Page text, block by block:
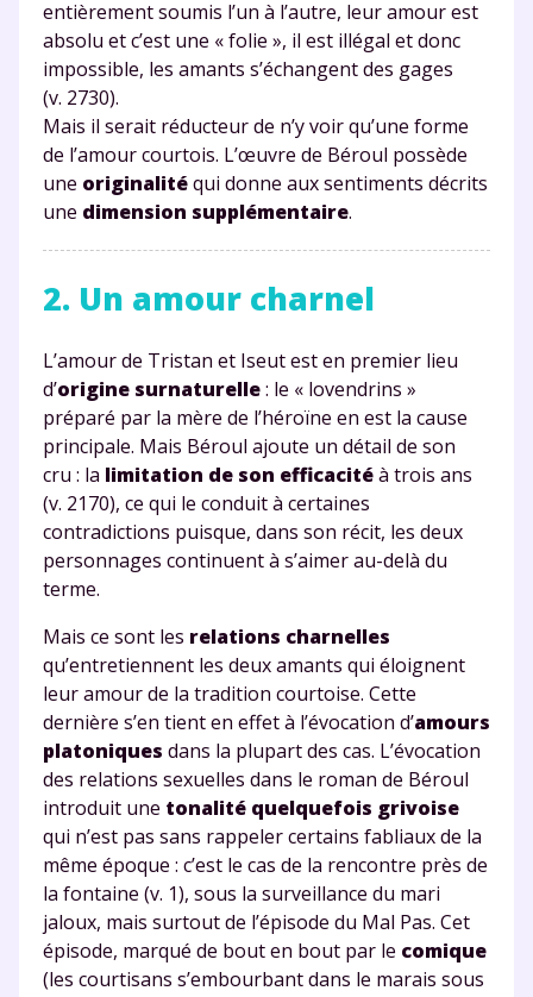
entièrement soumis l’un à l’autre, leur amour est
absolu et c’est une « folie », il est illégal et donc
impossible, les amants s’échangent des gages
(v. 2730).
Mais il serait réducteur de n’y voir qu’une forme
de l’amour courtois. L’œuvre de Béroul possède
une originalitéqui donne aux sentiments décrits
une dimension supplémentaire.
2. Un amour charnel
L’amour de Tristan et Iseut est en premier lieu
d’origine surnaturelle: le « lovendrins »
préparé par la mère de l’héroïne en est la cause
principale. Mais Béroul ajoute un détail de son
cru : la limitation de son efficacitéà trois ans
(v. 2170), ce qui le conduit à certaines
contradictions puisque, dans son récit, les deux
personnages continuent à s’aimer au-delà du
terme.
Mais ce sont les relations charnelles
qu’entretiennent les deux amants qui éloignent
leur amour de la tradition courtoise. Cette
dernière s’en tient en effet à l’évocation d’amours
platoniques dans la plupart des cas. L’évocation
des relations sexuelles dans le roman de Béroul
introduit une tonalité quelquefois grivoise
qui n’est pas sans rappeler certains fabliaux de la
même époque : c’est le cas de la rencontre près de
la fontaine (v. 1), sous la surveillance du mari
jaloux, mais surtout de l’épisode du Mal Pas. Cet
épisode, marqué de bout en bout par le comique
(les courtisans s’embourbant dans le marais sous